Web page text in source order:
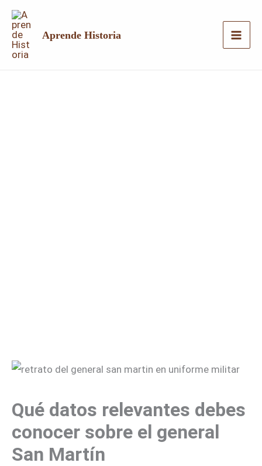
contenido
Aprende Historia
Qué datos relevantes debes
conocer sobre el general
San Martín